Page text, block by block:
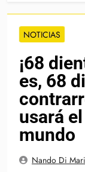
NOTICIAS
¡68
es, 68
usará
mundo
Nando Di